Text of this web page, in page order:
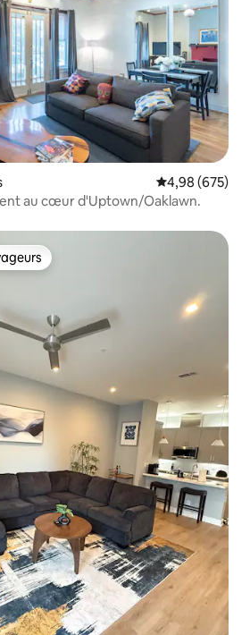
Évaluation
4,98 (675)
au cœur d'Uptown/Oaklawn.
les plus appréciés